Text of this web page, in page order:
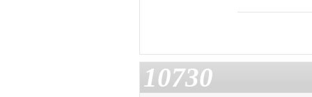
10730